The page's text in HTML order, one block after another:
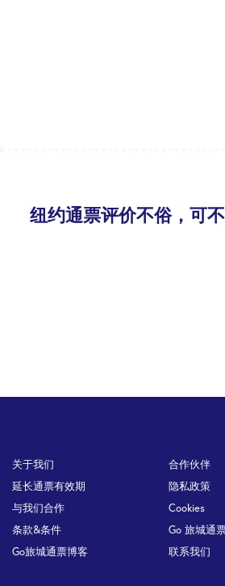
纽约通票评价不俗，可不
关于我们 合作伙伴
延长通票有效期 隐私政策
与我们合作 Cookies
条款&条件 Go 旅城通
Go旅城通票博客 联系我们